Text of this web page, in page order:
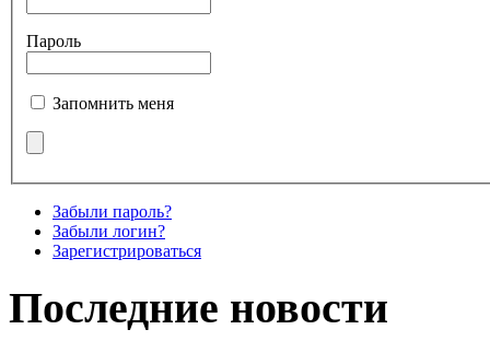
Пароль
Запомнить меня
Забыли пароль?
Забыли логин?
Зарегистрироваться
Последние новости